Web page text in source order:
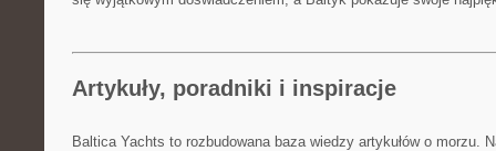
Artykuły, poradniki i inspiracje
Baltica Yachts to rozbudowana baza wiedzy artykułów o morzu.